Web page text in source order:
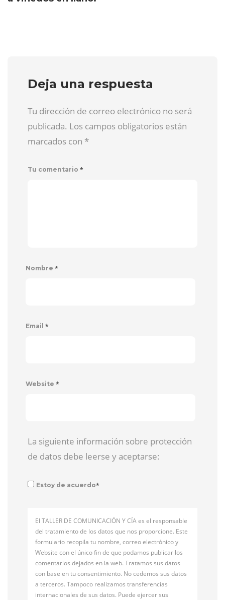
Deja una respuesta
Tu dirección de correo electrónico no será
publicada. Los campos obligatorios están
marcados con *
Tu comentario *
Nombre *
Email *
Website *
La siguiente información sobre protección
de datos debe leerse y aceptarse:
Estoy de acuerdo*
El TALLER DE COMUNICACIÓN Y CÍA es el responsable
del tratamiento de los datos que nos proporcione. Este
formulario recopila tu nombre, correo electrónico y
Website con el único fin de que podamos publicar los
comentarios dejados en la web. Tratamos sus datos
con base en tu consentimiento. No cedemos sus datos
a terceros. Tampoco realizamos transferencias
internacionales de sus datos. Puede ejercer sus